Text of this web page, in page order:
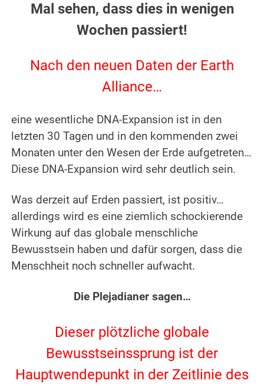
Mal sehen, dass dies in wenigen
Wochen passiert!
Nach den neuen Daten der Earth
Alliance…
eine wesentliche DNA-Expansion ist in den
letzten 30 Tagen und in den kommenden zwei
Monaten unter den Wesen der Erde aufgetreten…
Diese DNA-Expansion wird sehr deutlich sein.
Was derzeit auf Erden passiert, ist positiv…
allerdings wird es eine ziemlich schockierende
Wirkung auf das globale menschliche
Bewusstsein haben und dafür sorgen, dass die
Menschheit noch schneller aufwacht.
Die Plejadianer sagen…
Dieser plötzliche globale
Bewusstseinssprung ist der
Hauptwendepunkt in der Zeitlinie des